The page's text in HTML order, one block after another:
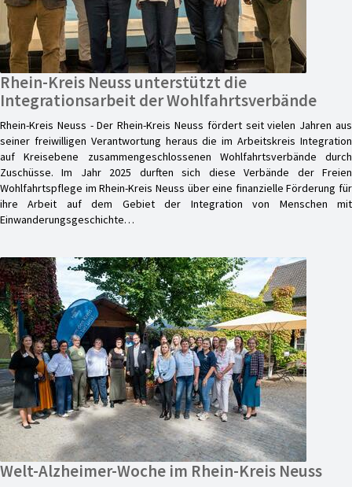
Rhein-Kreis Neuss unterstützt die
Integrationsarbeit der Wohlfahrtsverbände
Rhein-Kreis Neuss - Der Rhein-Kreis Neuss fördert seit vielen Jahren aus
seiner freiwilligen Verantwortung heraus die im Arbeitskreis Integration
auf Kreisebene zusammengeschlossenen Wohlfahrtsverbände durch
Zuschüsse. Im Jahr 2025 durften sich diese Verbände der Freien
Wohlfahrtspflege im Rhein-Kreis Neuss über eine finanzielle Förderung für
ihre Arbeit auf dem Gebiet der Integration von Menschen mit
Einwanderungsgeschichte…
Welt-Alzheimer-Woche im Rhein-Kreis Neuss